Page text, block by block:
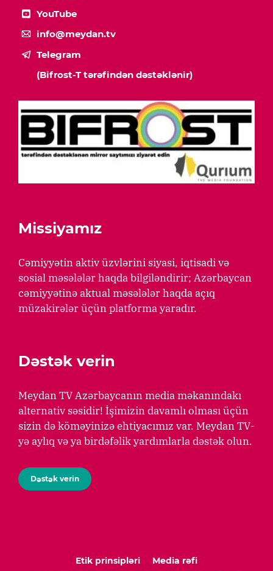
YouTube
info@meydan.tv
Telegram
(Bifrost-T tərəfindən dəstəklənir)
Missiyamız
Cəmiyyətin aktiv üzvlərini siyasi, iqtisadi və
sosial məsələlər haqda bilgiləndirir; Azərbaycan
cəmiyyətinə aktual məsələlər haqda açıq
müzakirələr üçün platforma yaradır.
Dəstək verin
Meydan TV Azərbaycanın media məkanındakı
alternativ səsidir! İşimizin davamlı olması üçün
sizin də köməyinizə ehtiyacımız var. Meydan TV-
yə aylıq və ya birdəfəlik yardımlarla dəstək olun.
Dəstək verin
Etik prinsipləri
Media rəfi